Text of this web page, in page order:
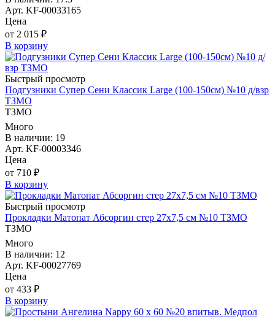
Арт. KF-00033165
Цена
от 2 015 ₽
В корзину
Быстрый просмотр
Подгузники Супер Сени Классик Large (100-150см) №10 д/взр
ТЗМО
ТЗМО
Много
В наличии: 19
Арт. KF-00003346
Цена
от 710 ₽
В корзину
Быстрый просмотр
Прокладки Матопат Абсоргин стер 27х7,5 см №10 ТЗМО
ТЗМО
Много
В наличии: 12
Арт. KF-00027769
Цена
от 433 ₽
В корзину